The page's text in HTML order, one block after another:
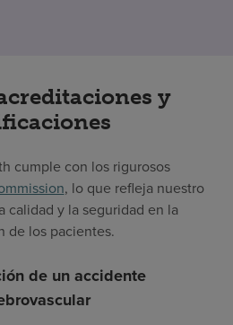
y
cumple con los rigurosos
, lo que refleja nuestro
calidad y la seguridad en la
de los pacientes.
de un accidente